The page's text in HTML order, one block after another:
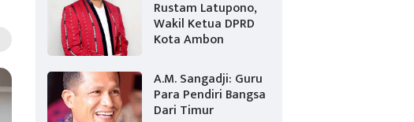
Rustam Latupono,
Wakil Ketua DPRD
Kota Ambon
A.M. Sangadji: Guru
Para Pendiri Bangsa
Dari Timur